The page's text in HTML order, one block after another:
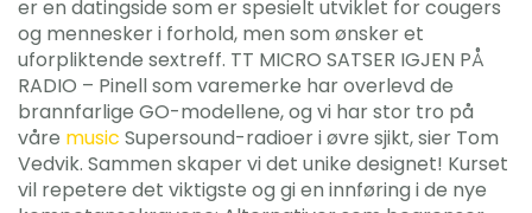
er en datingside som er spesielt utviklet for cougers
og mennesker i forhold, men som ønsker et
uforpliktende sextreff. TT MICRO SATSER IGJEN PÅ
RADIO – Pinell som varemerke har overlevd de
brannfarlige GO-modellene, og vi har stor tro på
våre music Supersound-radioer i øvre sjikt, sier Tom
Vedvik. Sammen skaper vi det unike designet! Kurset
vil repetere det viktigste og gi en innføring i de nye